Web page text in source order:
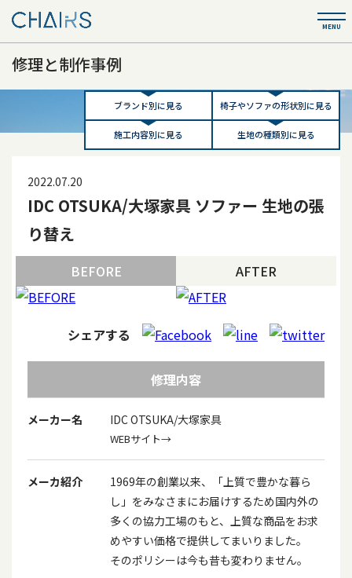
修理と制作事例
ブランド別に見る 椅子やソファの形状別に見る
施工内容別に見る 生地の種類別に見る
2022.07.20
IDC OTSUKA/大塚家具 ソファー 生地の張
り替え
BEFORE AFTER
シェアする
修理内容
メーカー名 IDC OTSUKA/大塚家具
WEBサイト→
メーカ紹介
1969年の創業以来、「上質で豊かな暮ら
し」をみなさまにお届けするため国内外の
多くの協力工場のもと、上質な商品をお求
めやすい価格で提供してまいりました。
そのポリシーは今も昔も変わりません。